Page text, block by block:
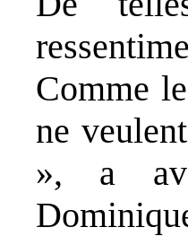
Comme
ne
», a